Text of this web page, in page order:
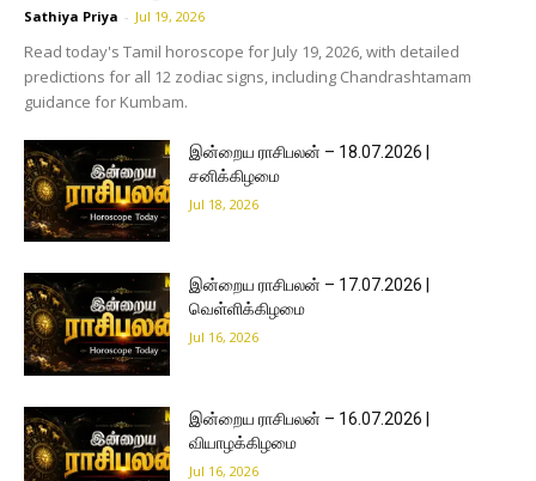
Sathiya Priya - Jul 19, 2026
Read today's Tamil horoscope for July 19, 2026, with detailed
predictions for all 12 zodiac signs, including Chandrashtamam
guidance for Kumbam.
இன்றைய ராசிபலன் – 18.07.2026 |
சனிக்கிழமை
Jul 18, 2026
இன்றைய ராசிபலன் – 17.07.2026 |
வெள்ளிக்கிழமை
Jul 16, 2026
இன்றைய ராசிபலன் – 16.07.2026 |
வியாழக்கிழமை
Jul 16, 2026